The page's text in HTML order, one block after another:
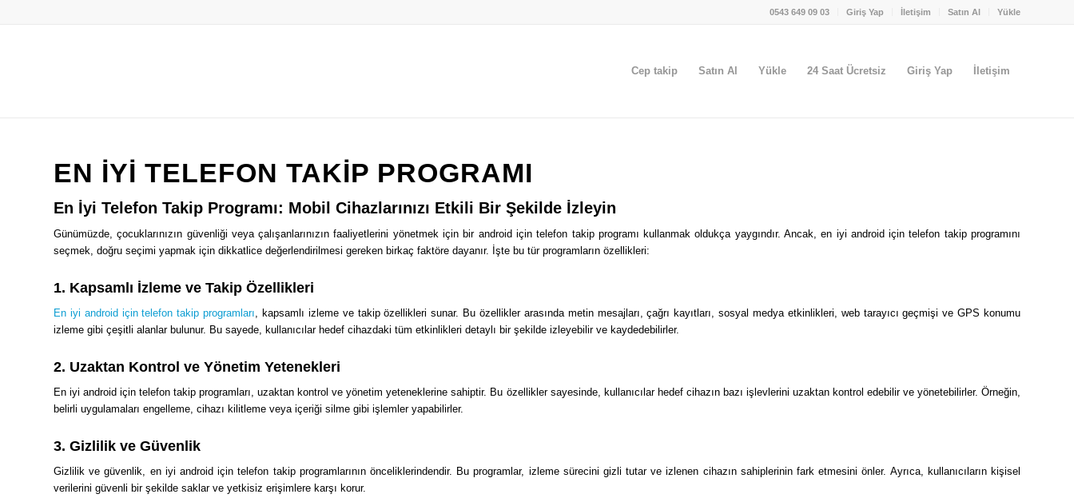
0543 649 09 03 Giriş Yap İletişim Satın Al Yükle
Cep takip Satın Al Yükle 24 Saat Ücretsiz Giriş Yap İletişim
EN IYI TELEFON TAKIP PROGRAMI
En İyi Telefon Takip Programı: Mobil Cihazlarınızı Etkili Bir Şekilde İzleyin
Günümüzde, çocuklarınızın güvenliği veya çalışanlarınızın faaliyetlerini yönetmek için bir android için telefon takip programı kullanmak oldukça yaygındır. Ancak, en iyi android için telefon takip programını
seçmek, doğru seçimi yapmak için dikkatlice değerlendirilmesi gereken birkaç faktöre dayanır. İşte bu tür programların özellikleri:
1. Kapsamlı İzleme ve Takip Özellikleri
En iyi android için telefon takip programları, kapsamlı izleme ve takip özellikleri sunar. Bu özellikler arasında metin mesajları, çağrı kayıtları, sosyal medya etkinlikleri, web tarayıcı geçmişi ve GPS konumu
izleme gibi çeşitli alanlar bulunur. Bu sayede, kullanıcılar hedef cihazdaki tüm etkinlikleri detaylı bir şekilde izleyebilir ve kaydedebilirler.
2. Uzaktan Kontrol ve Yönetim Yetenekleri
En iyi android için telefon takip programları, uzaktan kontrol ve yönetim yeteneklerine sahiptir. Bu özellikler sayesinde, kullanıcılar hedef cihazın bazı işlevlerini uzaktan kontrol edebilir ve yönetebilirler. Örneğin,
belirli uygulamaları engelleme, cihazı kilitleme veya içeriği silme gibi işlemler yapabilirler.
3. Gizlilik ve Güvenlik
Gizlilik ve güvenlik, en iyi android için telefon takip programlarının önceliklerindendir. Bu programlar, izleme sürecini gizli tutar ve izlenen cihazın sahiplerinin fark etmesini önler. Ayrıca, kullanıcıların kişisel
verilerini güvenli bir şekilde saklar ve yetkisiz erişimlere karşı korur.